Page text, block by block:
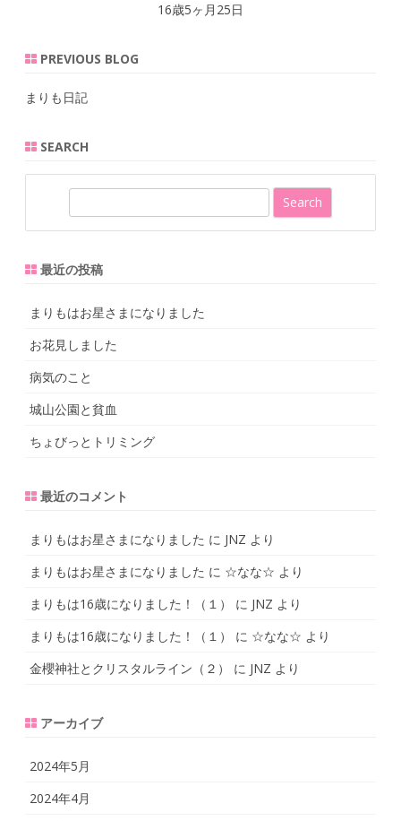
16歳5ヶ月25日
PREVIOUS BLOG
まりも日記
SEARCH
r
最近の投稿
まりもはお星さまになりました
お花見しました
病気のこと
城山公園と貧血
ちょびっとトリミング
最近のコメント
まりもはお星さまになりました に JNZ より
まりもはお星さまになりました に ☆なな☆ より
まりもは16歳になりました！（１）
に JNZ より
まりもは16歳になりました！（１）
に ☆なな☆ より
金櫻神社とクリスタルライン（２）
に JNZ より
アーカイブ
2024年5月
2024年4月